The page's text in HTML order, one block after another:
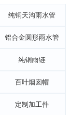
纯铜天沟雨水管
铝合金圆形雨水管
纯铜雨链
百叶烟囱帽
定制加工件